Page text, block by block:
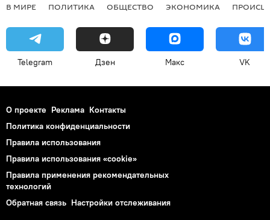
В МИРЕ ПОЛИТИКА ОБЩЕСТВО ЭКОНОМИКА
Telegram Дзен Макс VK
О проекте Реклама Контакты
Политика конфиденциальности
Правила использования
Правила использования «cookie»
Правила применения рекомендательных
технологий
Обратная связь Настройки отслеживания